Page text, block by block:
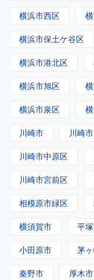
横浜市西区
横浜市保土ケ谷区
横浜市港北区
横浜市旭区
横浜市泉区
川崎市 川崎
川崎市中原区
川崎市宮前区
相模原市緑区
横須賀市 平
小田原市 茅
秦野市 厚木市